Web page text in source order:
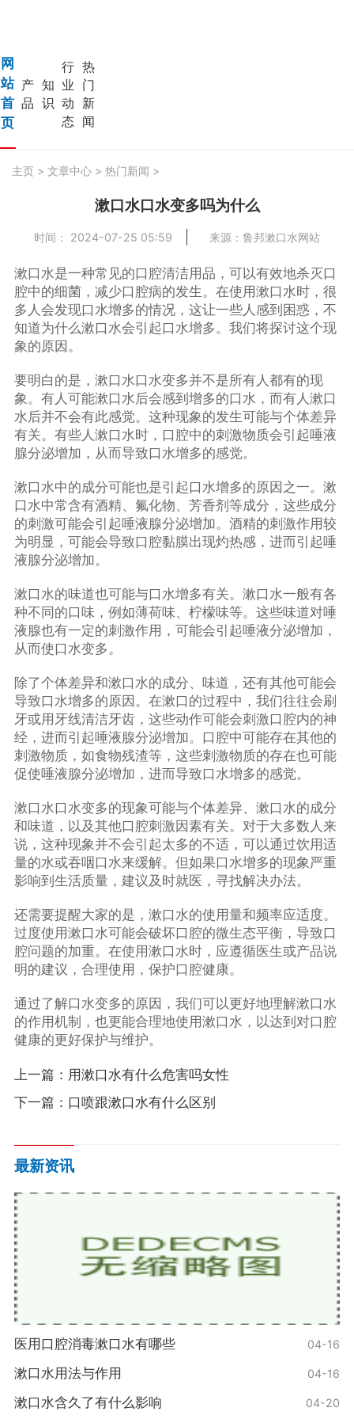
网
站
首
页
产
品
知
识
行
业
动
态
热
门
新
闻
主页 > 文章中心 > 热门新闻 >
漱口水口水变多吗为什么
时间： 2024-07-25 05:59 来源：鲁邦漱口水网站
漱口水是一种常见的口腔清洁用品，可以有效地杀灭口
腔中的细菌，减少口腔病的发生。在使用漱口水时，很
多人会发现口水增多的情况，这让一些人感到困惑，不
知道为什么漱口水会引起口水增多。我们将探讨这个现
象的原因。
要明白的是，漱口水口水变多并不是所有人都有的现
象。有人可能漱口水后会感到增多的口水，而有人漱口
水后并不会有此感觉。这种现象的发生可能与个体差异
有关。有些人漱口水时，口腔中的刺激物质会引起唾液
腺分泌增加，从而导致口水增多的感觉。
漱口水中的成分可能也是引起口水增多的原因之一。漱
口水中常含有酒精、氟化物、芳香剂等成分，这些成分
的刺激可能会引起唾液腺分泌增加。酒精的刺激作用较
为明显，可能会导致口腔黏膜出现灼热感，进而引起唾
液腺分泌增加。
漱口水的味道也可能与口水增多有关。漱口水一般有各
种不同的口味，例如薄荷味、柠檬味等。这些味道对唾
液腺也有一定的刺激作用，可能会引起唾液分泌增加，
从而使口水变多。
除了个体差异和漱口水的成分、味道，还有其他可能会
导致口水增多的原因。在漱口的过程中，我们往往会刷
牙或用牙线清洁牙齿，这些动作可能会刺激口腔内的神
经，进而引起唾液腺分泌增加。口腔中可能存在其他的
刺激物质，如食物残渣等，这些刺激物质的存在也可能
促使唾液腺分泌增加，进而导致口水增多的感觉。
漱口水口水变多的现象可能与个体差异、漱口水的成分
和味道，以及其他口腔刺激因素有关。对于大多数人来
说，这种现象并不会引起太多的不适，可以通过饮用适
量的水或吞咽口水来缓解。但如果口水增多的现象严重
影响到生活质量，建议及时就医，寻找解决办法。
还需要提醒大家的是，漱口水的使用量和频率应适度。
过度使用漱口水可能会破坏口腔的微生态平衡，导致口
腔问题的加重。在使用漱口水时，应遵循医生或产品说
明的建议，合理使用，保护口腔健康。
通过了解口水变多的原因，我们可以更好地理解漱口水
的作用机制，也更能合理地使用漱口水，以达到对口腔
健康的更好保护与维护。
上一篇： 用漱口水有什么危害吗女性
下一篇： 口喷跟漱口水有什么区别
最新资讯
医用口腔消毒漱口水有哪些 04-16
漱口水用法与作用 04-16
漱口水含久了有什么影响 04-20